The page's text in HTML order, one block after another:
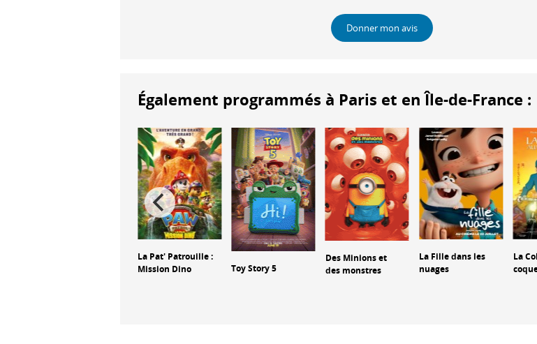
Donner mon avis
Également programmés à Paris et en Île-de-France :
La Pat' Patrouille :
Mission Dino
Toy Story 5
Des Minions et
des monstres
La Fille dans les
nuages
La